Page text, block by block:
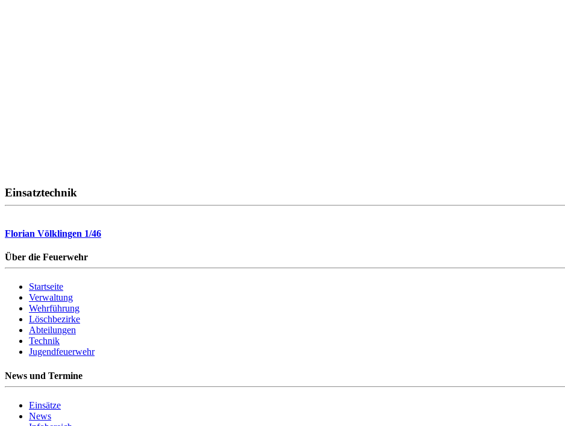
Einsatztechnik
Florian Völklingen 1/46
Über die Feuerwehr
Startseite
Verwaltung
Wehrführung
Löschbezirke
Abteilungen
Technik
Jugendfeuerwehr
News und Termine
Einsätze
News